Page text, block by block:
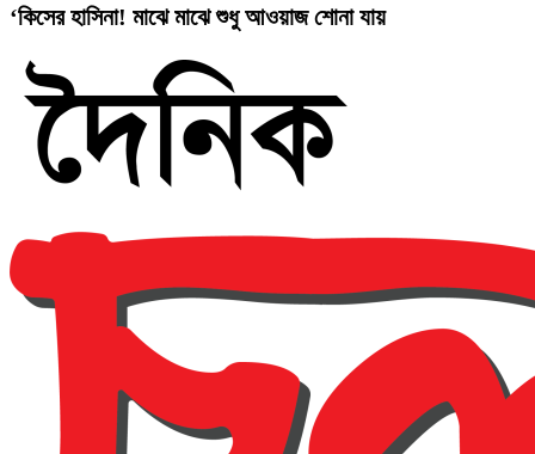
‘কিসের হাসিনা! মাঝে মাঝে শুধু আওয়াজ শোনা যায়